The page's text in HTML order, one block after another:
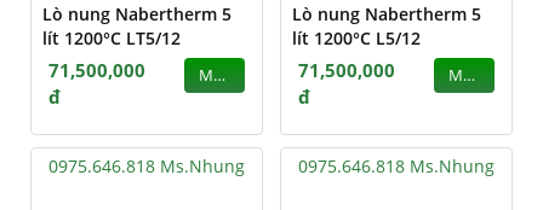
Lò nung Nabertherm 5
lít 1200°C LT5/12
71,500,000
đ
MUA
Lò nung Nabertherm 5
lít 1200°C L5/12
71,500,000
đ
MUA
0975.646.818 Ms.Nhung 0975.646.818 Ms.Nhung